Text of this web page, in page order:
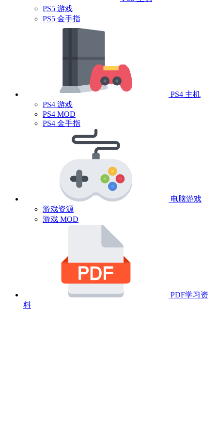
PS5 游戏
PS5 金手指
PS4 主机
PS4 游戏
PS4 MOD
PS4 金手指
电脑游戏
游戏资源
游戏 MOD
PDF学习资
料